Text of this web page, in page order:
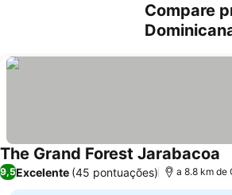
Compare
The Grand Forest Jarabacoa
9,5Excelente (45 pontuações) a 8.8 km de